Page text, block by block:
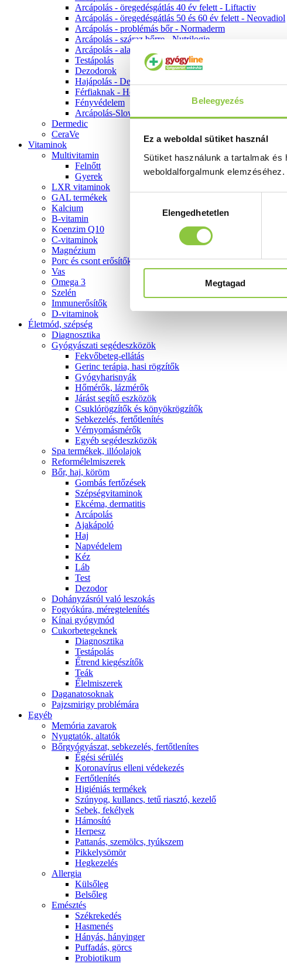
Beleegyezés
Ez a weboldal sütiket használ
Sütiket használunk a tartalmak
weboldalforgalmunk elemzéséhez.
kiválasztásaElengedhetetlen
Megtagad
Arcápolás - öregedésgátlás 40 év felett - Liftactiv
Arcápolás - öregedésgátlás 50 és 60 év felett - Neovadiol
Arcápolás - problémás bőr - Normaderm
Arcápolás - száraz bőrre - Nutrilogie
Arcápolás - alapozók
Testápolás
Dezodorok
Hajápolás - Dercos
Férfiaknak - Homme
Fényvédelem
Arcápolás-Slow Age
Dermedic
CeraVe
Vitaminok
Multivitamin
Felnőtt
Gyerek
LXR vitaminok
GAL termékek
Kalcium
B-vitamin
Koenzim Q10
C-vitaminok
Magnézium
Porc és csont erősítők
Vas
Omega 3
Szelén
Immunerősítők
D-vitaminok
Életmód, szépség
Diagnosztika
Gyógyászati segédeszközök
Fekvőbeteg-ellátás
Gerinc terápia, hasi rögzítők
Gyógyharisnyák
Hőmérők, lázmérők
Járást segítő eszközök
Csuklórögzítők és könyökrögzítők
Sebkezelés, fertőtlenítés
Vérnyomásmérők
Egyéb segédeszközök
Spa termékek, illóolajok
Reformélelmiszerek
Bőr, haj, köröm
Gombás fertőzések
Szépségvitaminok
Ekcéma, dermatitis
Arcápolás
Ajakápoló
Haj
Napvédelem
Kéz
Láb
Test
Dezodor
Dohányzásról való leszokás
Fogyókúra, méregtelenítés
Kínai gyógymód
Cukorbetegeknek
Diagnosztika
Testápolás
É́trend kiegészítők
Teák
É́lelmiszerek
Daganatosoknak
Pajzsmirigy problémára
Egyéb
Memória zavarok
Nyugtatók, altatók
Bőrgyógyászat, sebkezelés, fertőtlenítes
É́gési sérülés
Koronavírus elleni védekezés
Fertőtlenítés
Higiéniás termékek
Szúnyog, kullancs, tetű riasztó, kezelő
Sebek, fekélyek
Hámosító
Herpesz
Pattanás, szemölcs, tyúkszem
Pikkelysömör
Hegkezelés
Allergia
Külsőleg
Belsőleg
Emésztés
Székrekedés
Hasmenés
Hányás, hányinger
Puffadás, görcs
Probiotikum